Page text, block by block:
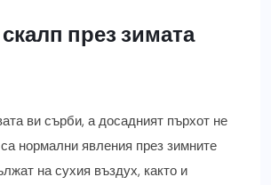
през зимата
ви сърби, а досадният пърхот не
нормални явления през зимните
на сухия въздух, както и